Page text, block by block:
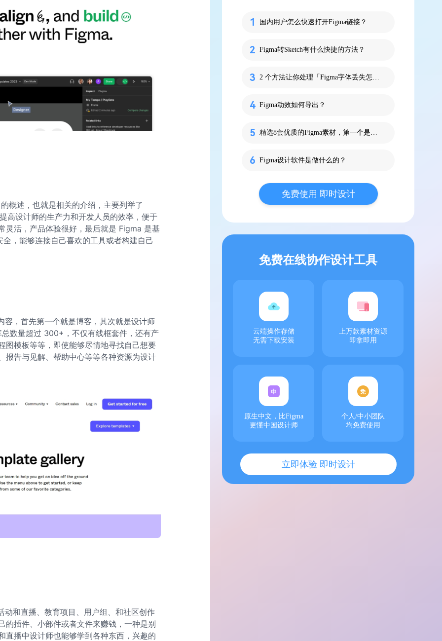
概述，也就是相关的介绍，主要列举了
高设计师的生产力和开发人员的效率，便于
灵活，产品体验很好，最后就是 Figma 是基
全，能够连接自己喜欢的工具或者构建自己
，首先第一个就是博客，其次就是设计师
数量超过 300+，不仅有线框套件，还有产
图模板等等，即使能够尽情地寻找自己想要
报告与见解、帮助中心等等各种资源为设计
和直播、教育项目、用户组、和社区创作
的插件、小部件或者文件来赚钱，一种是别
直播中设计师也能够学到各种东西，兴趣的
国内用户怎么快速打开Figma链接？
Figma转Sketch有什么快捷的方法？
2 个方法让你处理「Figma字体丢失怎么办？」
Figma动效如何导出？
精选8套优质的Figma素材，第一个是苹果！
Figma设计软件是做什么的？
免费使用 即时设计
免费在线协作设计工具
云端操作存储
无需下载安装
上万款素材资源
即拿即用
原生中文，比Figma
更懂中国设计师
个人/中小团队
均免费使用
立即体验 即时设计